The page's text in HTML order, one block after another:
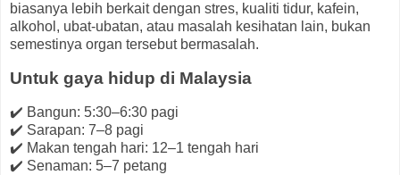
biasanya lebih berkait dengan stres, kualiti tidur, kafein,
alkohol, ubat-ubatan, atau masalah kesihatan lain, bukan
semestinya organ tersebut bermasalah.
Untuk gaya hidup di Malaysia
✔️ Bangun: 5:30–6:30 pagi
✔️ Sarapan: 7–8 pagi
✔️ Makan tengah hari: 12–1 tengah hari
✔️ Senaman: 5–7 petang